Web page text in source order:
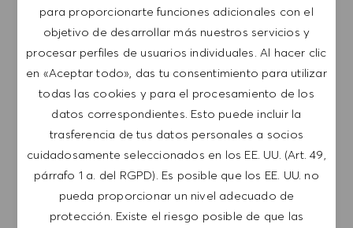
para proporcionarte funciones adicionales con el
objetivo de desarrollar más nuestros servicios y
procesar perfiles de usuarios individuales. Al hacer clic
en «Aceptar todo», das tu consentimiento para utilizar
todas las cookies y para el procesamiento de los
datos correspondientes. Esto puede incluir la
trasferencia de tus datos personales a socios
cuidadosamente seleccionados en los EE. UU. (Art. 49,
párrafo 1 a. del RGPD). Es posible que los EE. UU. no
pueda proporcionar un nivel adecuado de
protección. Existe el riesgo posible de que las
HUGO BOSS AG
Germany
Metzingen
Categoría
Tiempo completo
Professional
Werde Teil unseres Teams als Sous Chef und
bringe deine Kreativität in einem hochwertigen À-
la-carte-Restaurant ein. Du übernimmst
Verantwortung für die Küchenführung und die
Qualität unserer Speisen. Gestalte mit uns
unvergessliche kulinarische Erlebnisse!